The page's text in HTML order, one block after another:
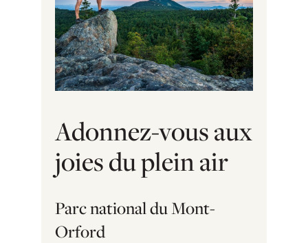
Adonnez-vous aux
joies du plein air
Parc national du Mont-
Orford